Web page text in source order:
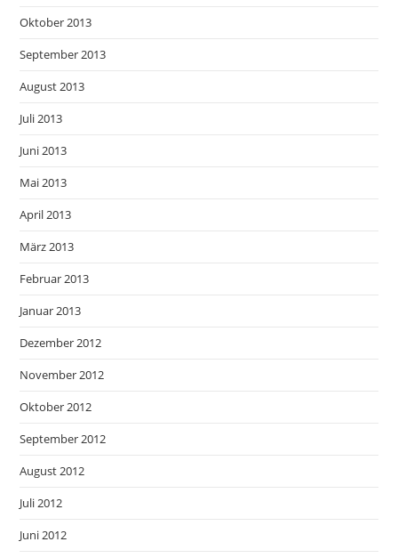
Oktober 2013
September 2013
August 2013
Juli 2013
Juni 2013
Mai 2013
April 2013
März 2013
Februar 2013
Januar 2013
Dezember 2012
November 2012
Oktober 2012
September 2012
August 2012
Juli 2012
Juni 2012